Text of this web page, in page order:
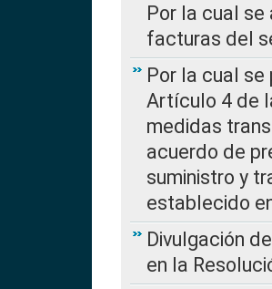
Por la cual
facturas del
Por la cual
Artículo 4 de
medidas
acuerdo de
suministro y
establecido
Divulgación
en la